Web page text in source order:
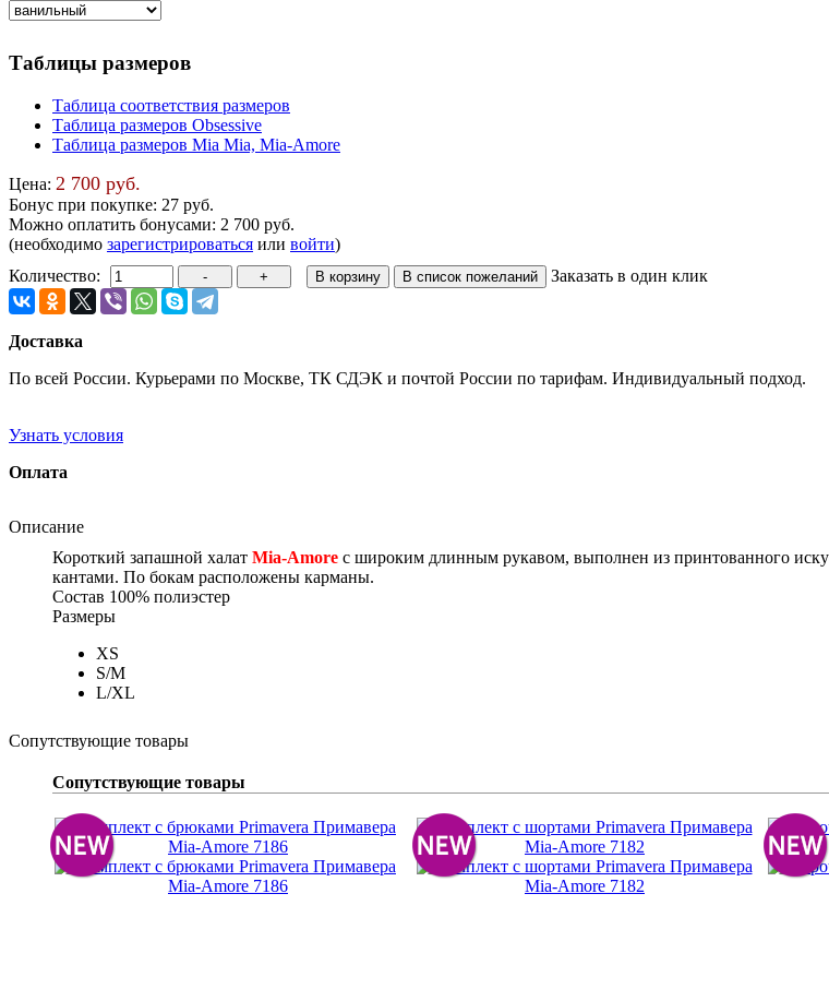
Таблицы размеров
Таблица соответствия размеров
Таблица размеров Obsessive
Таблица размеров Mia Mia, Mia-Amore
Цена: 2 700 руб.
Бонус при покупке: 27 руб.
Можно оплатить бонусами: 2 700 руб.
(необходимо зарегистрироваться или войти)
Количество:
Заказать в один клик
Доставка
По всей России. Курьерами по Москве, ТК СДЭК и почтой России по тарифам. Индивидуальный подход.
Узнать условия
Оплата
Описание
Короткий запашной халат Mia-Amore с широким длинным рукавом, выполнен из принтованного
кантами. По бокам расположены карманы.
Состав 100% полиэстер
Размеры
XS
S/M
L/XL
Сопутствующие товары
Сопутствующие товары